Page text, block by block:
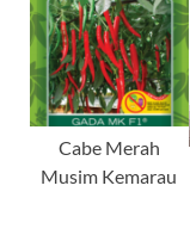
Cabe Merah
Musim Kemarau